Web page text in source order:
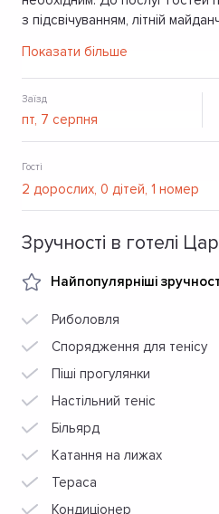
з підсвічуванням, літній
парковка.
Показати більше
Заїзд
Гості
Зручності в готелі
Найпопулярніші
Риболовля
Спорядження для тенісу
Піші прогулянки
Настільний теніс
Більярд
Катання на лижах
Тераса
Кондиціонер